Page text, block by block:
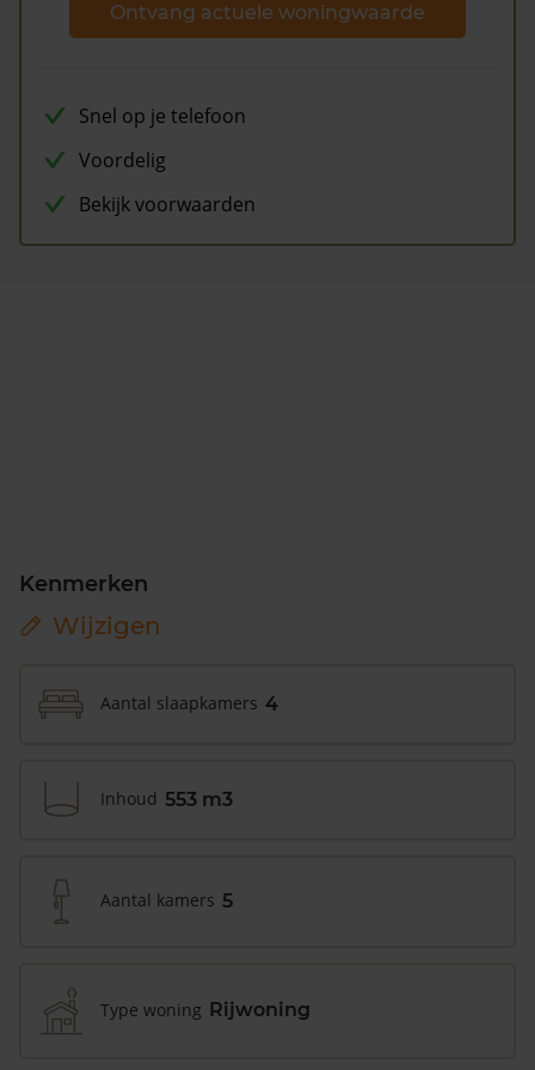
Ontvang actuele woningwaarde
Snel op je telefoon
Voordelig
Bekijk voorwaarden
Kenmerken
Wijzigen
Aantal slaapkamers 4
Inhoud 553 m3
Aantal kamers 5
Type woning Rijwoning